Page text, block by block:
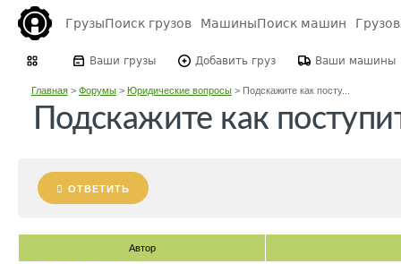
ГрузыПоиск грузов МашиныПоиск машин
Ваши грузы Добавить груз Ваши машины
Главная> Форумы> Юридические вопросы> Подскажите как посту...
Подскажите как
ОТВЕТИТЬ
Автор